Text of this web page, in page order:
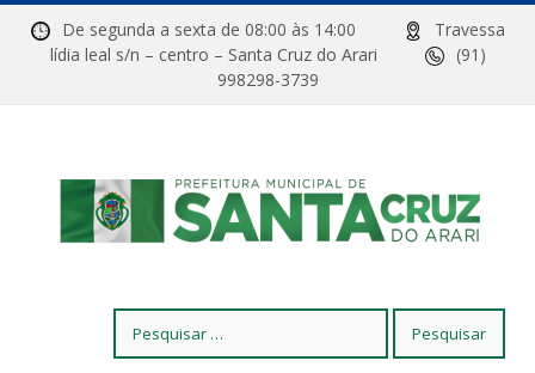
De segunda a sexta de 08:00 às 14:00
Travessa
lídia leal s/n – centro – Santa Cruz do Arari
(91)
998298-3739
por: